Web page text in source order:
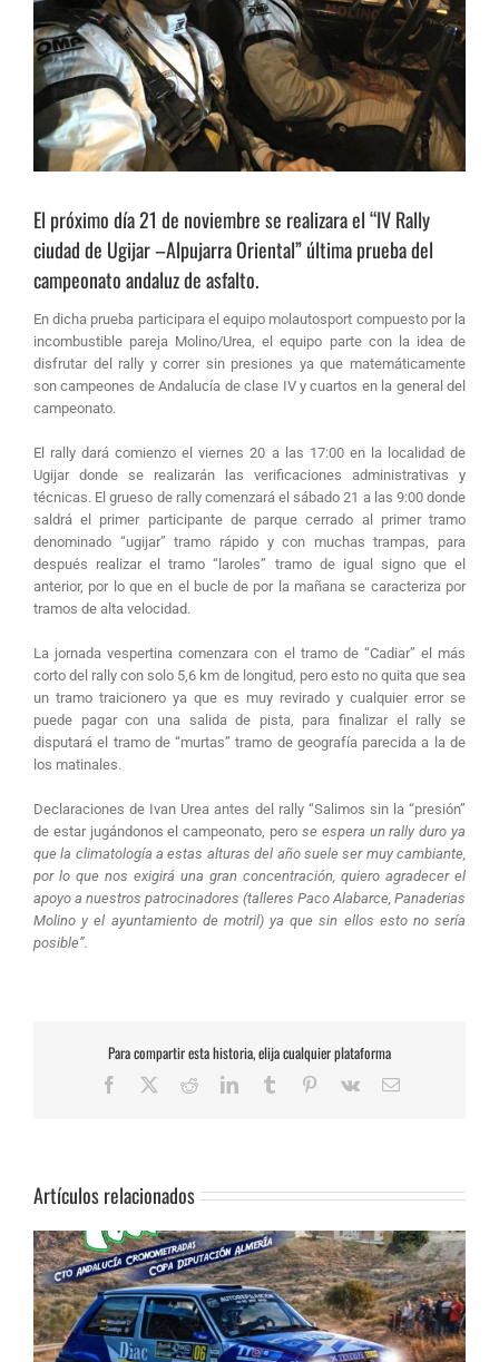
El próximo día 21 de noviembre se realizara el “IV Rally
ciudad de Ugijar –Alpujarra Oriental” última prueba del
campeonato andaluz de asfalto.
En dicha prueba participara el equipo molautosport compuesto por la
incombustible pareja Molino/Urea, el equipo parte con la idea de
disfrutar del rally y correr sin presiones ya que matemáticamente
son campeones de Andalucía de clase IV y cuartos en la general del
campeonato.
El rally dará comienzo el viernes 20 a las 17:00 en la localidad de
Ugijar donde se realizarán las verificaciones administrativas y
técnicas. El grueso de rally comenzará el sábado 21 a las 9:00 donde
saldrá el primer participante de parque cerrado al primer tramo
denominado “ugijar” tramo rápido y con muchas trampas, para
después realizar el tramo “laroles” tramo de igual signo que el
anterior, por lo que en el bucle de por la mañana se caracteriza por
tramos de alta velocidad.
La jornada vespertina comenzara con el tramo de “Cadiar” el más
corto del rally con solo 5,6 km de longitud, pero esto no quita que sea
un tramo traicionero ya que es muy revirado y cualquier error se
puede pagar con una salida de pista, para finalizar el rally se
disputará el tramo de “murtas” tramo de geografía parecida a la de
los matinales.
Declaraciones de Ivan Urea antes del rally “Salimos sin la “presión”
de estar jugándonos el campeonato, pero se espera un rally duro ya
que la climatología a estas alturas del año suele ser muy cambiante,
por lo que nos exigirá una gran concentración, quiero agradecer el
apoyo a nuestros patrocinadores (talleres Paco Alabarce, Panaderias
Molino y el ayuntamiento de motril) ya que sin ellos esto no sería
posible”.
Para compartir esta historia, elija cualquier plataforma
Facebook RedditLinkedInTumblr Pinterest
Vk
Correo
Artículos relacionados